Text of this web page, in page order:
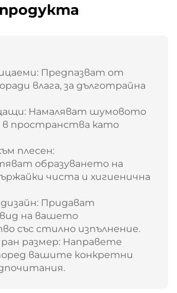
Предпазват от
влага, за дълготрайна
Намаляват шумовото
в пространства като
плесен:
образуването на
чиста и хигиенична
Придават
на вашето
със стилно изпълнение.
размер: Направете
вашите конкретни